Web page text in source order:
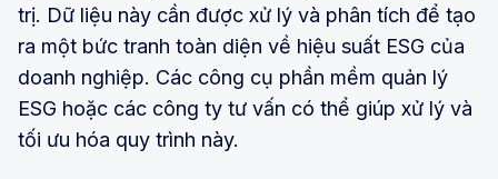
trị. Dữ liệu này cần được xử lý và phân tích để tạo
ra một bức tranh toàn diện về hiệu suất ESG của
doanh nghiệp. Các công cụ phần mềm quản lý
ESG hoặc các công ty tư vấn có thể giúp xử lý và
tối ưu hóa quy trình này.